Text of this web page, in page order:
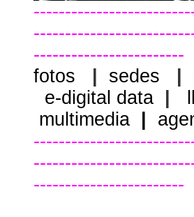
------------------------
fotos
sedes
e-digital data
multimedia
------------------------